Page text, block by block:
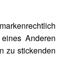
Anderen
zu stickenden